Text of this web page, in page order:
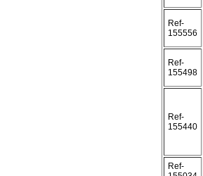
Ref-
155556
Ref-
155498
Ref-
155440
Ref-